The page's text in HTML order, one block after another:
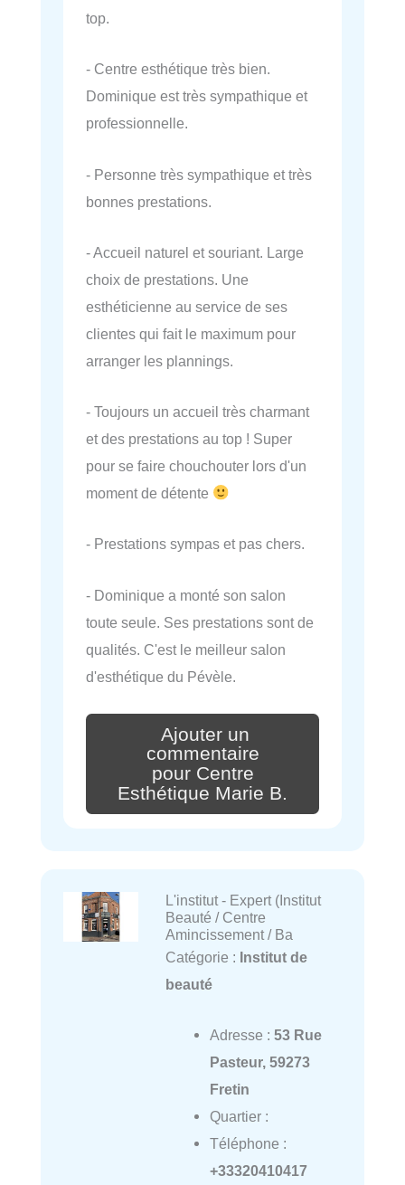
top.
- Centre esthétique très bien.
Dominique est très sympathique et
professionnelle.
- Personne très sympathique et très
bonnes prestations.
- Accueil naturel et souriant. Large
choix de prestations. Une
esthéticienne au service de ses
clientes qui fait le maximum pour
arranger les plannings.
- Toujours un accueil très charmant
et des prestations au top ! Super
pour se faire chouchouter lors d'un
moment de détente
- Prestations sympas et pas chers.
- Dominique a monté son salon
toute seule. Ses prestations sont de
qualités. C'est le meilleur salon
d'esthétique du Pévèle.
Ajouter un
commentaire
pour Centre
Esthétique Marie B.
L'institut - Expert (Institut
Beauté / Centre
Amincissement / Ba
Catégorie : Institut de
beauté
Adresse : 53 Rue
Pasteur, 59273
Fretin
Quartier :
Téléphone :
+33320410417